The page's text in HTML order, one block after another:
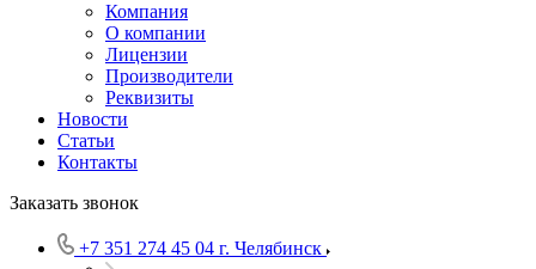
Компания
О компании
Лицензии
Производители
Реквизиты
Новости
Статьи
Контакты
Заказать звонок
+7 351 274 45 04 г. Челябинск